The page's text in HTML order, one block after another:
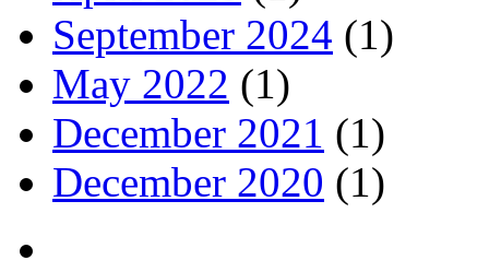
September 2024 (1)
May 2022 (1)
December 2021 (1)
December 2020 (1)